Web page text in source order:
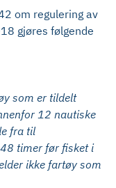
om regulering av
gjøres følgende
som er tildelt
12 nautiske
fra til
timer før fisket i
ikke fartøy som